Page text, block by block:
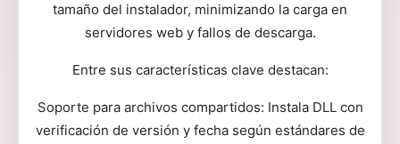
tamaño del instalador, minimizando la carga en
servidores web y fallos de descarga.
Entre sus características clave destacan:
Soporte para archivos compartidos: Instala DLL con
verificación de versión y fecha según estándares de